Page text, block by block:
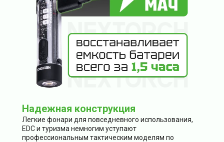
Надежная конструкция
Легкие фонари для повседневного использования,
EDC и туризма немногим уступают
профессиональным тактическим моделям по